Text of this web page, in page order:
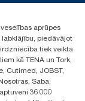
aprūpes
piedāvājot
tiek veikta
kā TENA un Tork,
Cutimed, JOBST,
Saba,
36 000